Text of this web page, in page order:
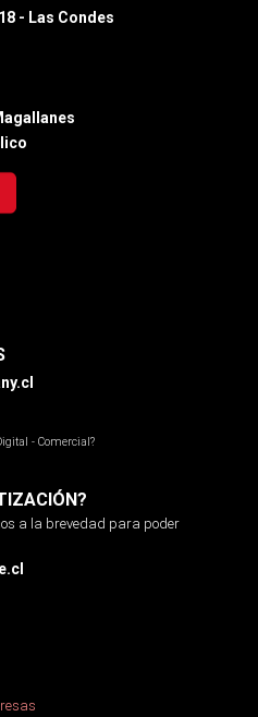
- Las Condes
- Comercial?
a la brevedad para poder